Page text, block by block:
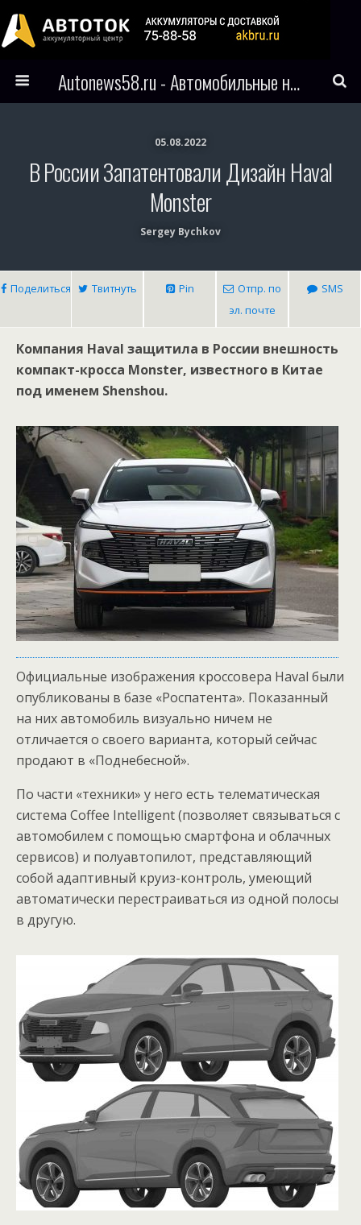
Autonews58.ru - Автомобильные новости Пензы и всего мира
05.08.2022
В России Запатентовали Дизайн Haval
Monster
Sergey Bychkov
Поделиться Твитнуть Pin
Отпр. по
эл. почте
SMS
Компания Haval защитила в России внешность
компакт-кросса Monster, известного в Китае
под именем Shenshou.
Официальные изображения кроссовера Haval были
опубликованы в базе «Роспатента». Показанный
на них автомобиль визуально ничем не
отличается о своего варианта, который сейчас
продают в «Поднебесной».
По части «техники» у него есть телематическая
система Coffee Intelligent (позволяет связываться с
автомобилем с помощью смартфона и облачных
сервисов) и полуавтопилот, представляющий
собой адаптивный круиз-контроль, умеющий
автоматически перестраиваться из одной полосы
в другую.